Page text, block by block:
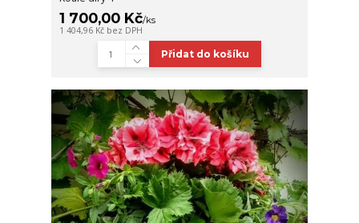
1 700,00 Kč/ks
1 404,96 Kč bez DPH
Přidat do košíku